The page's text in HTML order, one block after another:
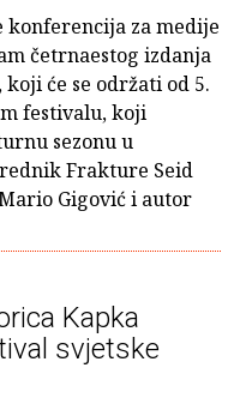
za medije
četrnaestog izdanja
će se održati od 5.
festivalu, koji
sezonu u
Frakture Seid
Gigović i autor
Kapka
svjetske